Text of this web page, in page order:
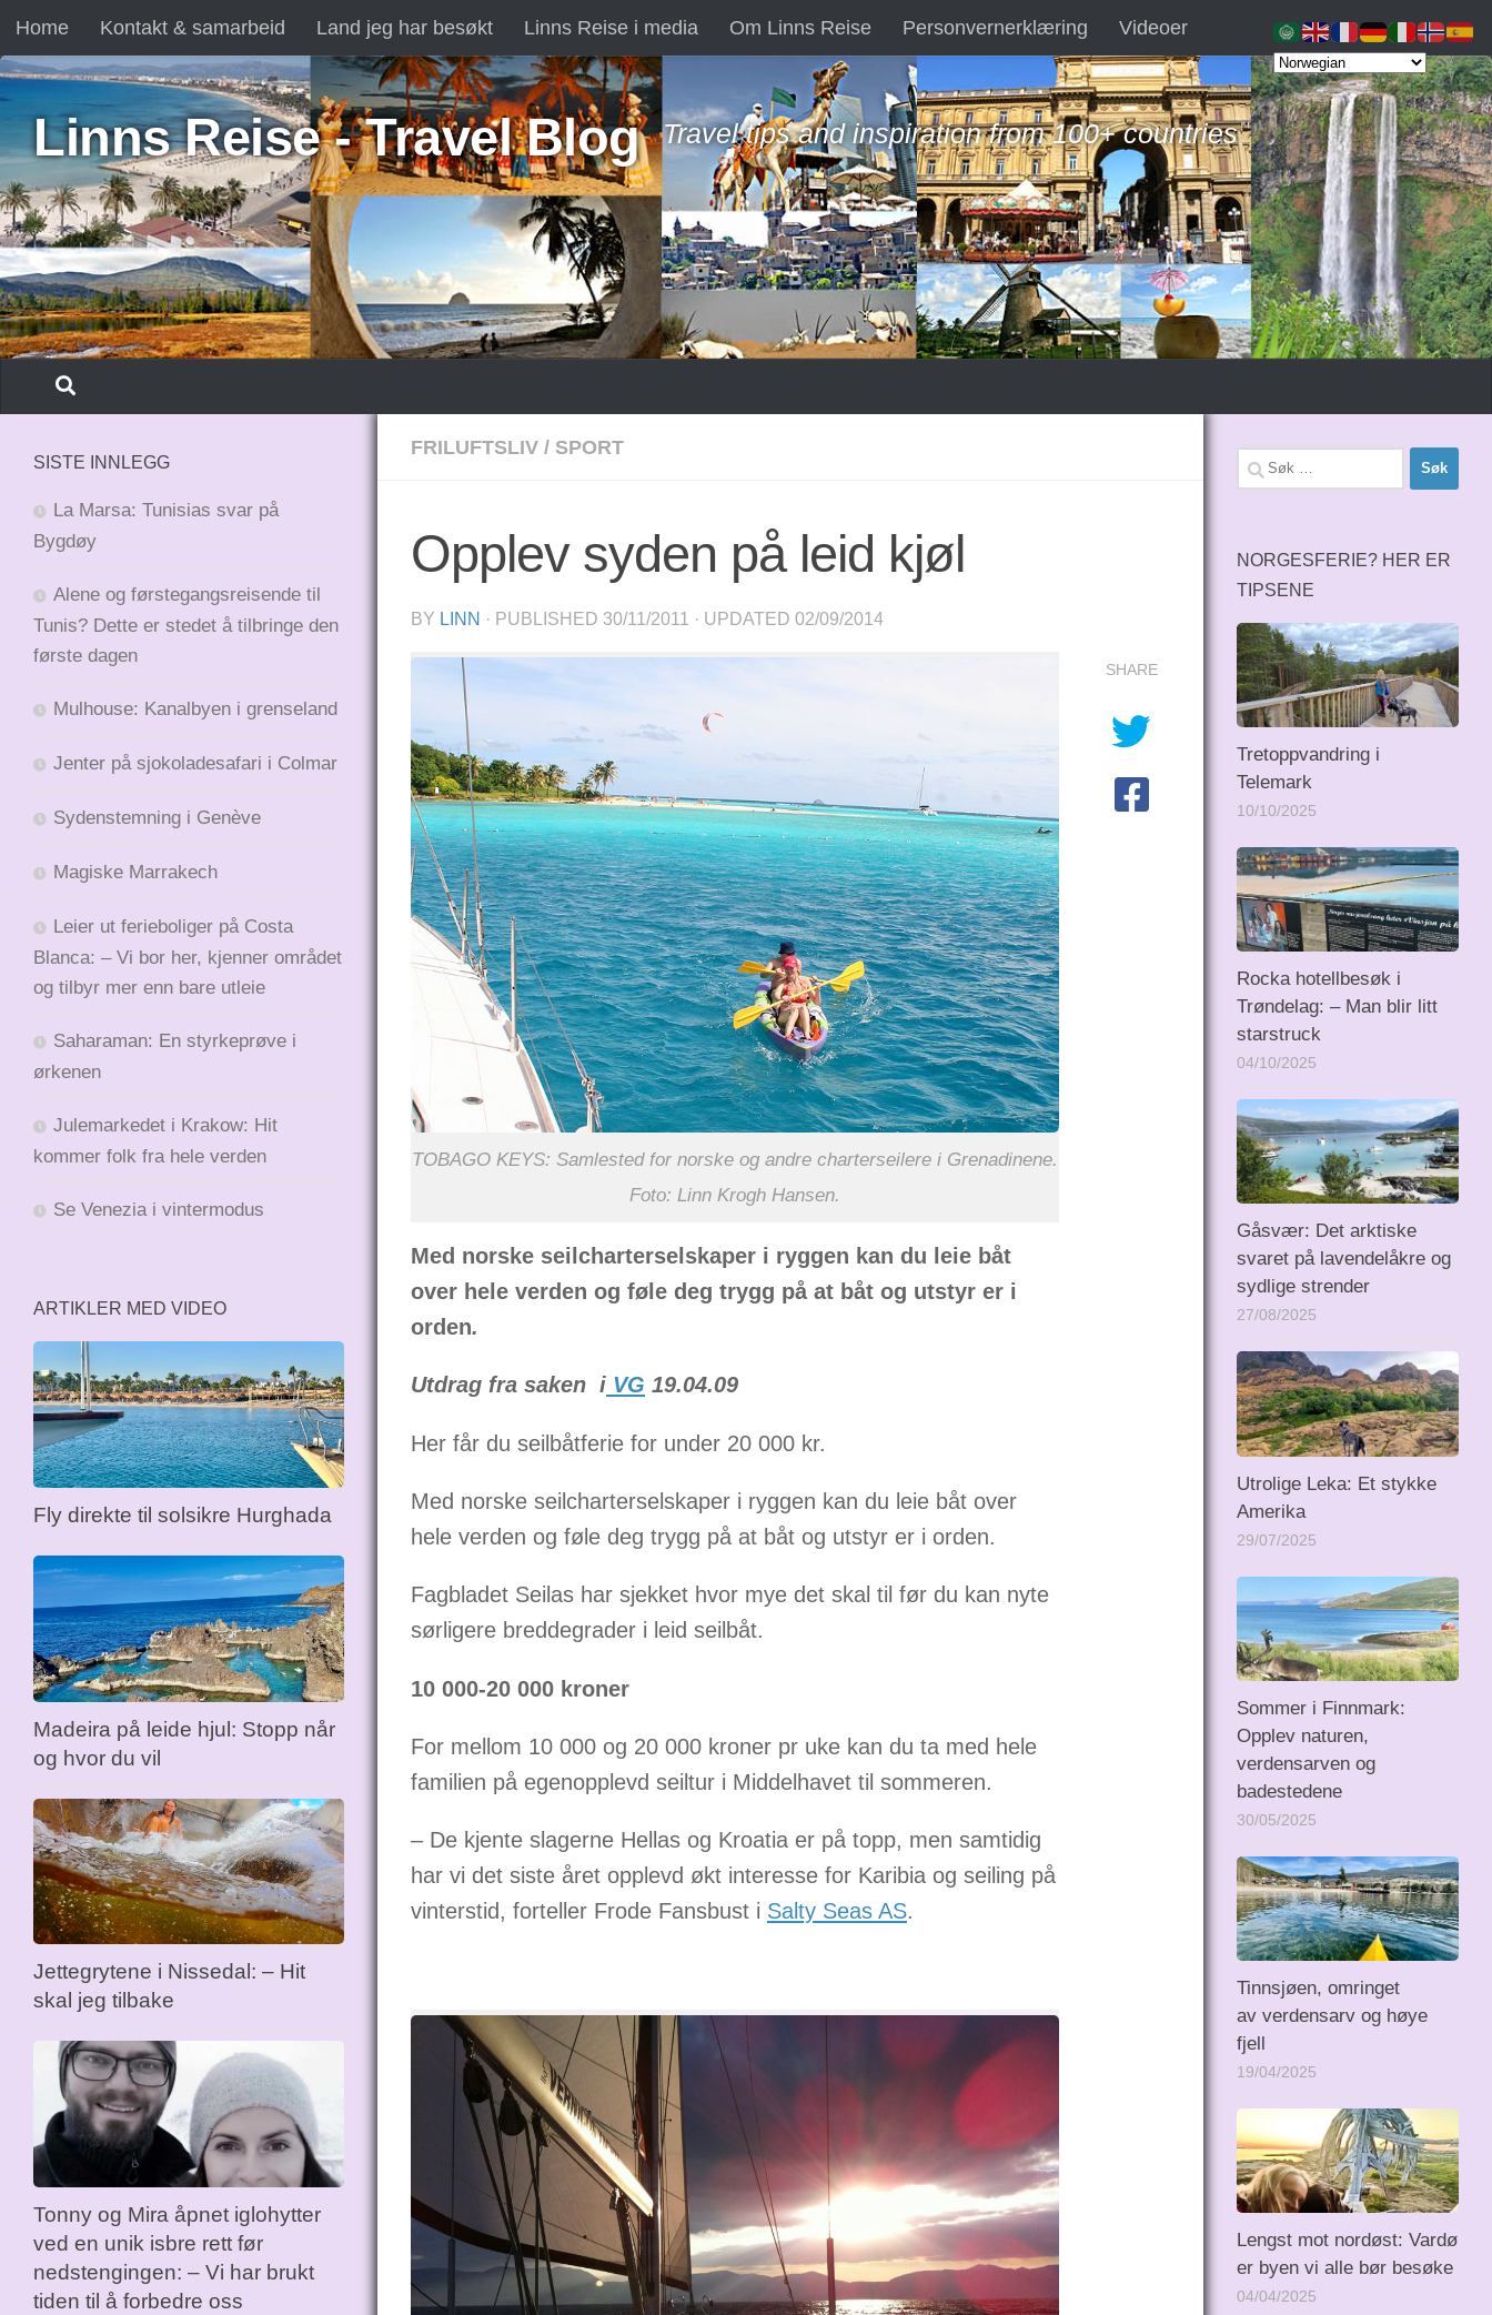
Skip to content
Home Kontakt & samarbeid Land jeg har besøkt Linns Reise i media Om Linns Reise Personvernerklæring Videoer
Linns Reise - Travel Blog Travel tips and inspiration from 100+ countries
FRILUFTSLIV / SPORT
Opplev syden på leid kjøl
BY LINN · PUBLISHED 30/11/2011 · UPDATED 02/09/2014
TOBAGO KEYS: Samlested for norske og andre charterseilere i Grenadinene.
Foto: Linn Krogh Hansen.
Med norske seilcharterselskaper i ryggen kan du leie båt
over hele verden og føle deg trygg på at båt og utstyr er i
orden.
Utdrag fra saken i VG 19.04.09
Her får du seilbåtferie for under 20 000 kr.
Med norske seilcharterselskaper i ryggen kan du leie båt over
hele verden og føle deg trygg på at båt og utstyr er i orden.
Fagbladet Seilas har sjekket hvor mye det skal til før du kan nyte
sørligere breddegrader i leid seilbåt.
10 000-20 000 kroner
For mellom 10 000 og 20 000 kroner pr uke kan du ta med hele
familien på egenopplevd seiltur i Middelhavet til sommeren.
– De kjente slagerne Hellas og Kroatia er på topp, men samtidig
har vi det siste året opplevd økt interesse for Karibia og seiling på
vinterstid, forteller Frode Fansbust i Salty Seas AS.
SHARE
SISTE INNLEGG
La Marsa: Tunisias svar på
Bygdøy
Alene og førstegangsreisende til
Tunis? Dette er stedet å tilbringe den
første dagen
Mulhouse: Kanalbyen i grenseland
Jenter på sjokoladesafari i Colmar
Sydenstemning i Genève
Magiske Marrakech
Leier ut ferieboliger på Costa
Blanca: – Vi bor her, kjenner området
og tilbyr mer enn bare utleie
Saharaman: En styrkeprøve i
ørkenen
Julemarkedet i Krakow: Hit
kommer folk fra hele verden
Se Venezia i vintermodus
ARTIKLER MED VIDEO
Fly direkte til solsikre Hurghada
Madeira på leide hjul: Stopp når
og hvor du vil
Jettegrytene i Nissedal: – Hit
skal jeg tilbake
Tonny og Mira åpnet iglohytter
ved en unik isbre rett før
nedstengingen: – Vi har brukt
tiden til å forbedre oss
Søk
etter:
NORGESFERIE? HER ER
TIPSENE
Tretoppvandring i
Telemark
10/10/2025
Rocka hotellbesøk i
Trøndelag: – Man blir litt
starstruck
04/10/2025
Gåsvær: Det arktiske
svaret på lavendelåkre og
sydlige strender
27/08/2025
Utrolige Leka: Et stykke
Amerika
29/07/2025
Sommer i Finnmark:
Opplev naturen,
verdensarven og
badestedene
30/05/2025
Tinnsjøen, omringet
av verdensarv og høye
fjell
19/04/2025
Lengst mot nordøst: Vardø
er byen vi alle bør besøke
04/04/2025